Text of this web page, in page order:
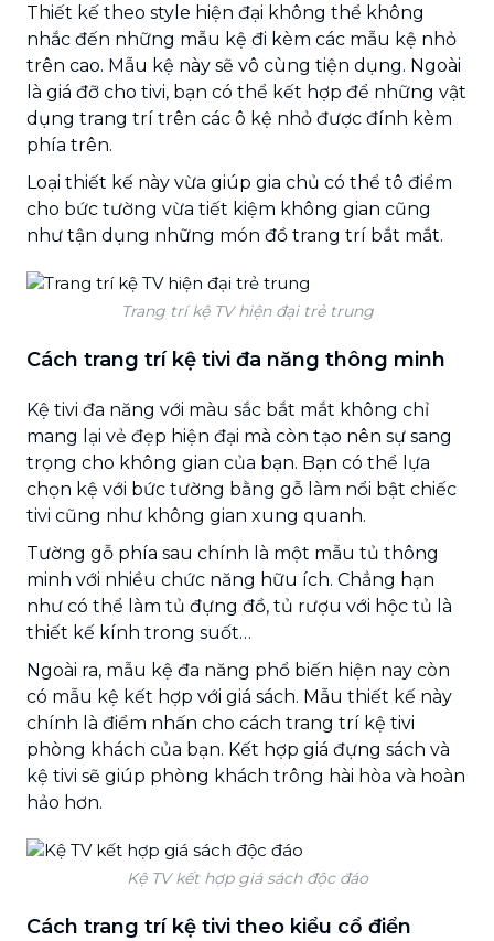
Thiết kế theo style hiện đại không thể không
nhắc đến những mẫu kệ đi kèm các mẫu kệ nhỏ
trên cao. Mẫu kệ này sẽ vô cùng tiện dụng. Ngoài
là giá đỡ cho tivi, bạn có thể kết hợp để những vật
dụng trang trí trên các ô kệ nhỏ được đính kèm
phía trên.
Loại thiết kế này vừa giúp gia chủ có thể tô điểm
cho bức tường vừa tiết kiệm không gian cũng
như tận dụng những món đồ trang trí bắt mắt.
Trang trí kệ TV hiện đại trẻ trung
Cách trang trí kệ tivi đa năng thông minh
Kệ tivi đa năng với màu sắc bắt mắt không chỉ
mang lại vẻ đẹp hiện đại mà còn tạo nên sự sang
trọng cho không gian của bạn. Bạn có thể lựa
chọn kệ với bức tường bằng gỗ làm nổi bật chiếc
tivi cũng như không gian xung quanh.
Tường gỗ phía sau chính là một mẫu tủ thông
minh với nhiều chức năng hữu ích. Chẳng hạn
như có thể làm tủ đựng đồ, tủ rượu với hộc tủ là
thiết kế kính trong suốt…
Ngoài ra, mẫu kệ đa năng phổ biến hiện nay còn
có mẫu kệ kết hợp với giá sách. Mẫu thiết kế này
chính là điểm nhấn cho cách trang trí kệ tivi
phòng khách của bạn. Kết hợp giá đựng sách và
kệ tivi sẽ giúp phòng khách trông hài hòa và hoàn
hảo hơn.
Kệ TV kết hợp giá sách độc đáo
Cách trang trí kệ tivi theo kiểu cổ điển